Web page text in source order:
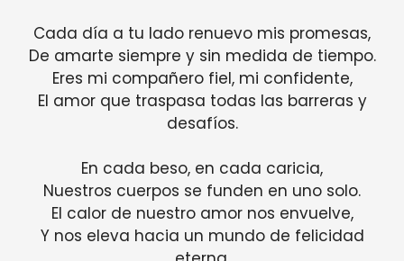
Cada día a tu lado renuevo mis promesas,
De amarte siempre y sin medida de tiempo.
Eres mi compañero fiel, mi confidente,
El amor que traspasa todas las barreras y
desafíos.
En cada beso, en cada caricia,
Nuestros cuerpos se funden en uno solo.
El calor de nuestro amor nos envuelve,
Y nos eleva hacia un mundo de felicidad